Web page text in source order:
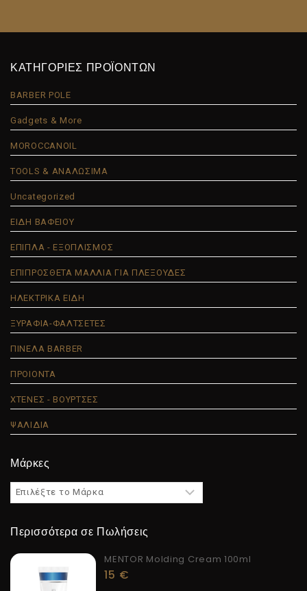
ΚΑΤΗΓΟΡΙΕΣ ΠΡΟΪΟΝΤΩΝ
BARBER POLE
Gadgets & More
MOROCCANOIL
TOOLS & ΑΝΑΛΩΣΙΜΑ
Uncategorized
ΕΙΔΗ ΒΑΦΕΙΟΥ
ΕΠΙΠΛΑ - ΕΞΟΠΛΙΣΜΟΣ
ΕΠΙΠΡΟΣΘΕΤΑ ΜΑΛΛΙΑ ΓΙΑ ΠΛΕΞΟΥΔΕΣ
ΗΛΕΚΤΡΙΚΑ ΕΙΔΗ
ΞΥΡΑΦΙΑ-ΦΑΛΤΣΕΤΕΣ
ΠΙΝΕΛΑ BARBER
ΠΡΟΙΟΝΤΑ
ΧΤΕΝΕΣ - ΒΟΥΡΤΣΕΣ
ΨΑΛΙΔΙΑ
Μάρκες
Περισσότερα σε Πωλήσεις
MENTOR Molding Cream 100ml
15 €